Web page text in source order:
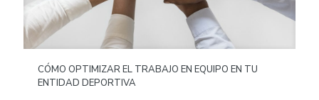
CÓMO OPTIMIZAR EL TRABAJO EN EQUIPO EN TU
ENTIDAD DEPORTIVA